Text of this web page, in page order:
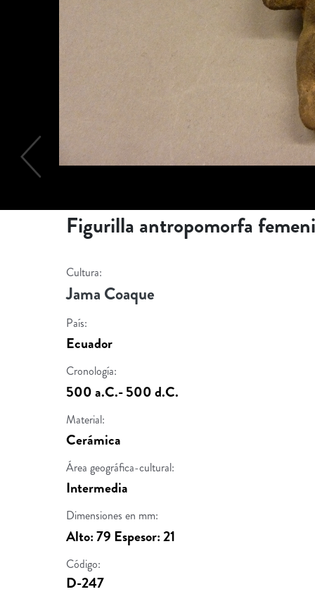
Figurilla antropomorfa
Cultura:
Jama Coaque
País:
Ecuador
Cronología:
500 a.C.- 500 d.C.
Material:
Cerámica
Área geográfica-cultural:
Intermedia
Dimensiones en mm:
Alto: 79 Espesor: 21
Código:
D-247